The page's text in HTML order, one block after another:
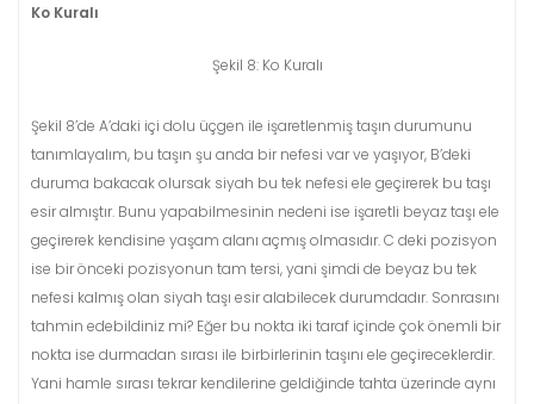
Ko Kuralı
Şekil 8: Ko Kuralı
Şekil 8’de A’daki içi dolu üçgen ile işaretlenmiş taşın durumunu
tanımlayalım, bu taşın şu anda bir nefesi var ve yaşıyor, B’deki
duruma bakacak olursak siyah bu tek nefesi ele geçirerek bu taşı
esir almıştır. Bunu yapabilmesinin nedeni ise işaretli beyaz taşı ele
geçirerek kendisine yaşam alanı açmış olmasıdır. C deki pozisyon
ise bir önceki pozisyonun tam tersi, yani şimdi de beyaz bu tek
nefesi kalmış olan siyah taşı esir alabilecek durumdadır. Sonrasını
tahmin edebildiniz mi? Eğer bu nokta iki taraf içinde çok önemli bir
nokta ise durmadan sırası ile birbirlerinin taşını ele geçireceklerdir.
Yani hamle sırası tekrar kendilerine geldiğinde tahta üzerinde aynı